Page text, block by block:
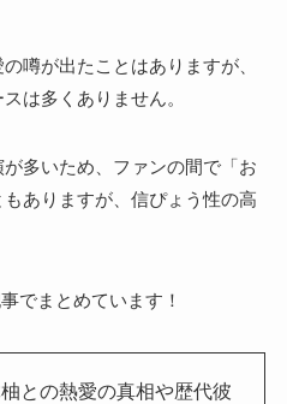
噂が出たことはありますが、
は多くありません。
多いため、ファンの間で「お
ありますが、信ぴょう性の高
でまとめています！
との熱愛の真相や歴代彼